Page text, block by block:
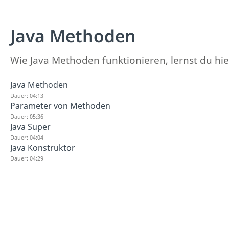
Java Methoden
Wie Java Methoden funktionieren, lernst du
Java Methoden
Dauer: 04:13
Parameter von Methoden
Dauer: 05:36
Java Super
Dauer: 04:04
Java Konstruktor
Dauer: 04:29